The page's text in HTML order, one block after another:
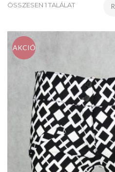
ÖSSZESEN 1 TALÁLAT
AKCIÓ